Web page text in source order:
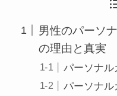
男性のパーソ
の理由と真実
パーソナル
パーソナ